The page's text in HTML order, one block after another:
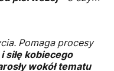
Pomaga procesy
siłę kobiecego
wokół tematu